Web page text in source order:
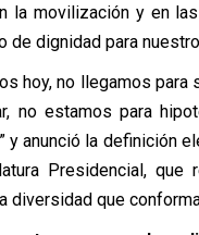
la movilización y en
de dignidad para
hoy, no llegamos para
no estamos para
anunció la definición
Presidencial,
diversidad que